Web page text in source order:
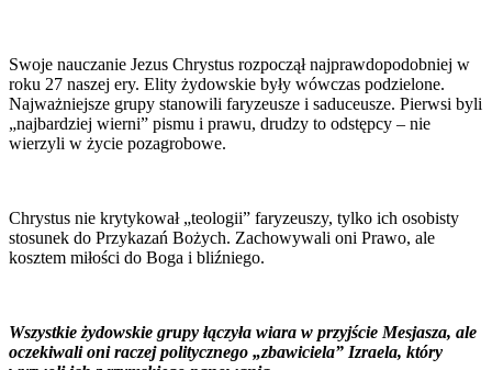
Swoje nauczanie Jezus Chrystus rozpoczął najprawdopodobniej w
roku 27 naszej ery. Elity żydowskie były wówczas podzielone.
Najważniejsze grupy stanowili faryzeusze i saduceusze. Pierwsi byli
„najbardziej wierni” pismu i prawu, drudzy to odstępcy – nie
wierzyli w życie pozagrobowe.
Chrystus nie krytykował „teologii” faryzeuszy, tylko ich osobisty
stosunek do Przykazań Bożych. Zachowywali oni Prawo, ale
kosztem miłości do Boga i bliźniego.
Wszystkie żydowskie grupy łączyła wiara w przyjście Mesjasza, ale
oczekiwali oni raczej politycznego „zbawiciela” Izraela, który